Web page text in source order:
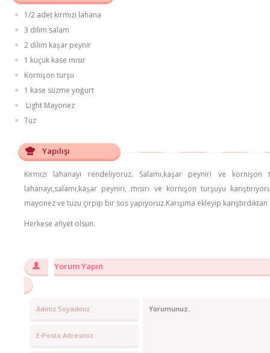
1/2 adet kırmızı lahana
3 dilim salam
2 dilim kaşar peynir
1 küçük kase mısır
Kornişon turşu
1 kase süzme yoğurt
Light Mayonez
Tuz
Yapılışı
Kırmızı lahanayı rendeliyoruz. Salamı,kaşar peyniri ve
lahanayı,salamı,kaşar peyniri, mısırı ve kornişon turşuyu
mayonez ve tuzu çırpıp bir sos yapıyoruz.Karışıma ekleyip
Herkese afiyet olsun.
Yorum Yapın